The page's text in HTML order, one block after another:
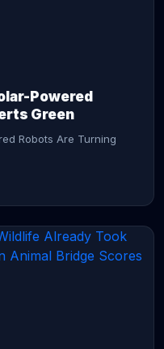
Powered
Green
Robots Are Turning